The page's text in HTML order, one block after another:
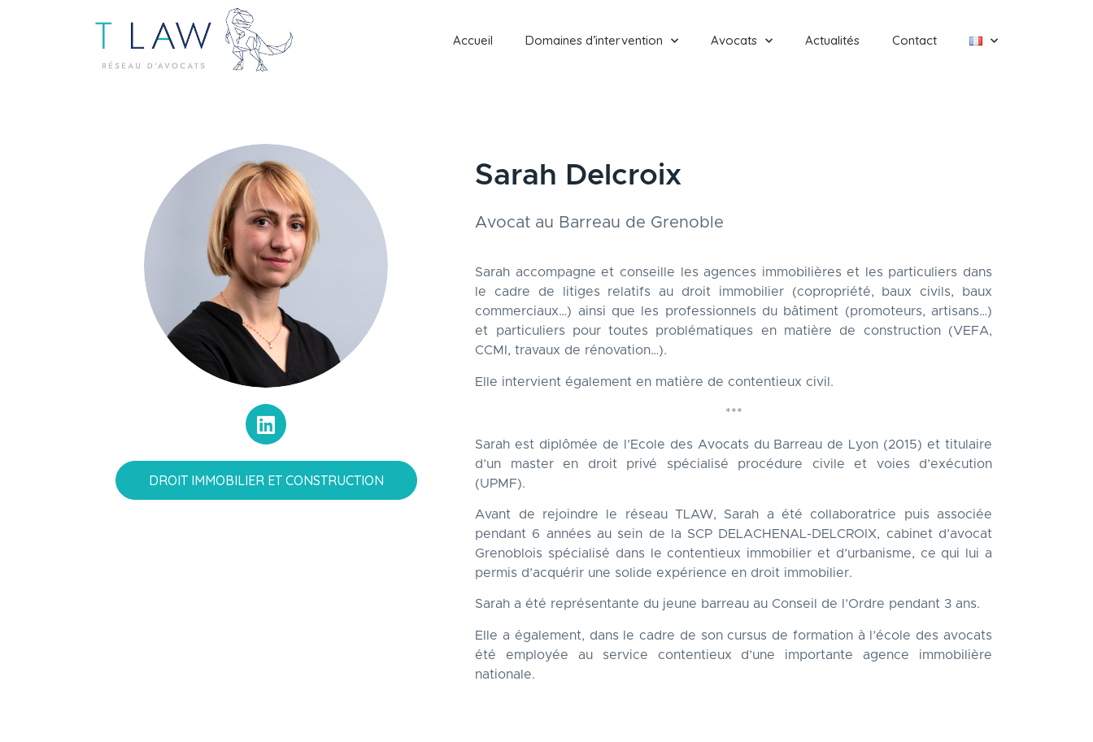
Accueil Domaines d’intervention Avocats Actualités Contact
DROIT IMMOBILIER ET CONSTRUCTION
Sarah Delcroix
Avocat au Barreau de Grenoble
Sarah accompagne et conseille les agences immobilières et les particuliers dans
le cadre de litiges relatifs au droit immobilier (copropriété, baux civils, baux
commerciaux…) ainsi que les professionnels du bâtiment (promoteurs, artisans…)
et particuliers pour toutes problématiques en matière de construction (VEFA,
CCMI, travaux de rénovation…).
Elle intervient également en matière de contentieux civil.
***
Sarah est diplômée de l’Ecole des Avocats du Barreau de Lyon (2015) et titulaire
d’un master en droit privé spécialisé procédure civile et voies d’exécution
(UPMF).
Avant de rejoindre le réseau TLAW, Sarah a été collaboratrice puis associée
pendant 6 années au sein de la SCP DELACHENAL-DELCROIX, cabinet d’avocat
Grenoblois spécialisé dans le contentieux immobilier et d’urbanisme, ce qui lui a
permis d’acquérir une solide expérience en droit immobilier.
Sarah a été représentante du jeune barreau au Conseil de l’Ordre pendant 3 ans.
Elle a également, dans le cadre de son cursus de formation à l’école des avocats
été employée au service contentieux d’une importante agence immobilière
nationale.